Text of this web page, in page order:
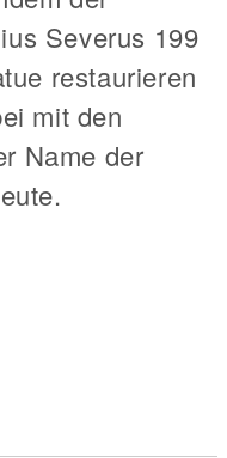
Severus 199
restaurieren
mit den
Name der